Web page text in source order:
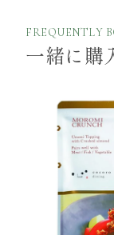
FREQUENTLY
一緒に購